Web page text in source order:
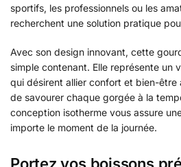
sportifs, les professionnels ou les
recherchent une solution pratique
Avec son design innovant, cette
simple contenant. Elle représente un
qui désirent allier confort et bien-
de savourer chaque gorgée à la
conception isotherme vous assure
importe le moment de la journée.